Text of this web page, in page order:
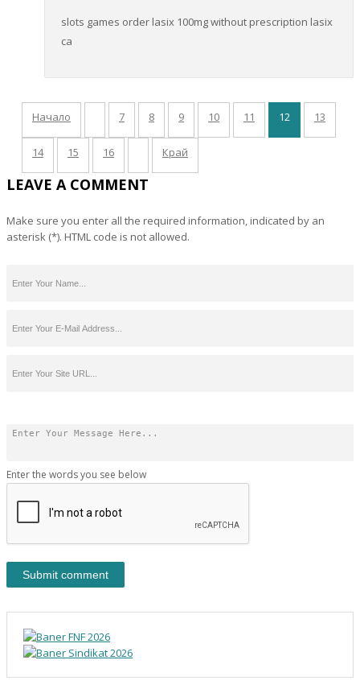
slots games order lasix 100mg without prescription lasix
ca
Начало 7 8 9 10 11 12 13
14 15 16 Край
LEAVE A COMMENT
Make sure you enter all the required information, indicated by an
asterisk (*). HTML code is not allowed.
Enter the words you see below